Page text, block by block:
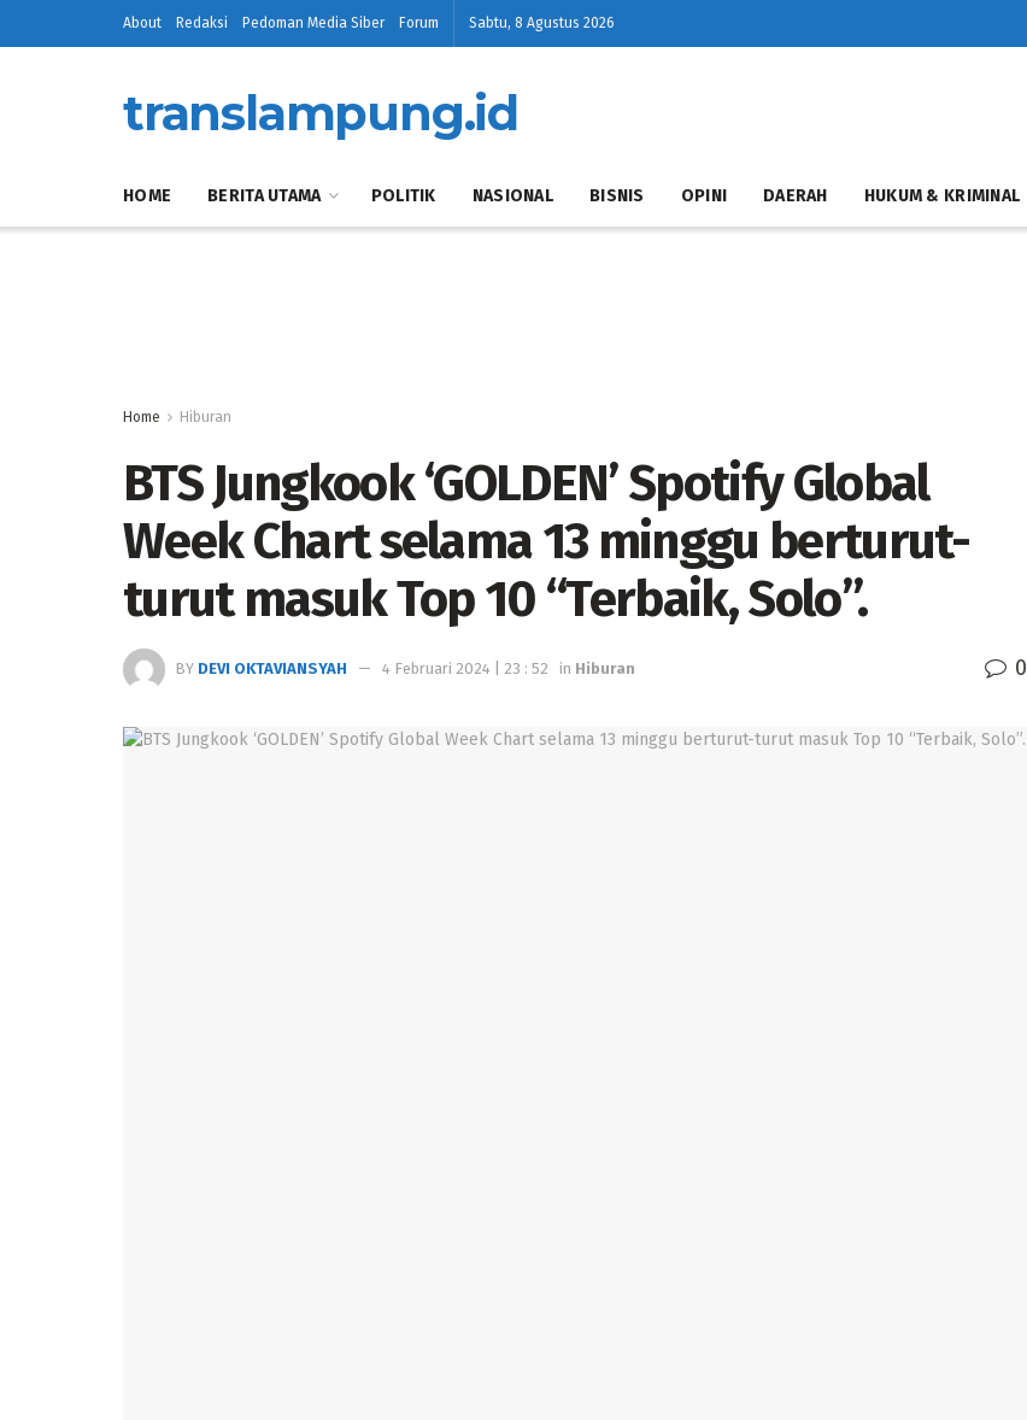
About Redaksi Pedoman Media Siber Forum Sabtu, 8 Agustus 2026
translampung.id
HOME BERITA UTAMA POLITIK NASIONAL BISNIS OPINI DAERAH HUKUM & KRIMINAL
Home Hiburan
BTS Jungkook ‘GOLDEN’ Spotify Global
Week Chart selama 13 minggu berturut-
turut masuk Top 10 “Terbaik, Solo”.
BY DEVI OKTAVIANSYAH 4 Februari 2024 | 23 : 52 in Hiburan 0